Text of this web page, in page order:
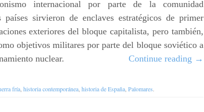
internacional por parte de la comunidad
países sirvieron de enclaves estratégicos de primer
exteriores del bloque capitalista, pero también,
objetivos militares por parte del bloque soviético a
nuclear.
Continue reading →
fría historia contemporánea historia de España Palomares.